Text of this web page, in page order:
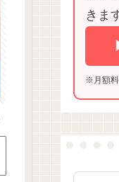
きま
※月額料